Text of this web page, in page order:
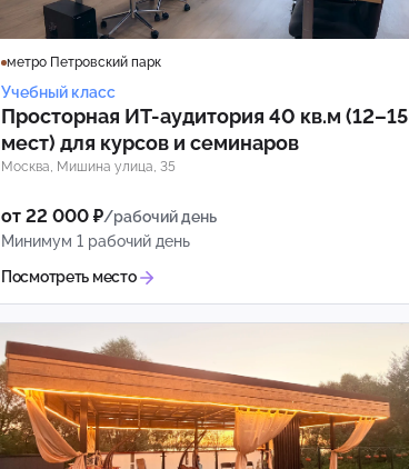
метро Петровский парк
Учебный класс
Просторная ИТ-аудитория 40 кв.м (12–15
мест) для курсов и семинаров
Москва, Мишина улица, 35
от 22 000 ₽/рабочий день
Минимум 1 рабочий день
Посмотреть место